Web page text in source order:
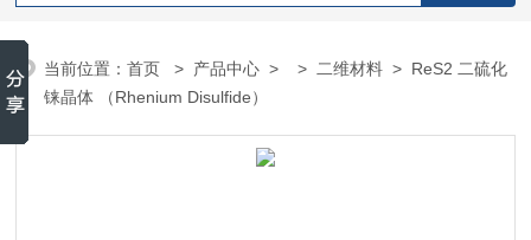
当前位置：首页 > 产品中心 > > 二维材料 > ReS2 二硫化
铼晶体 （Rhenium Disulfide）